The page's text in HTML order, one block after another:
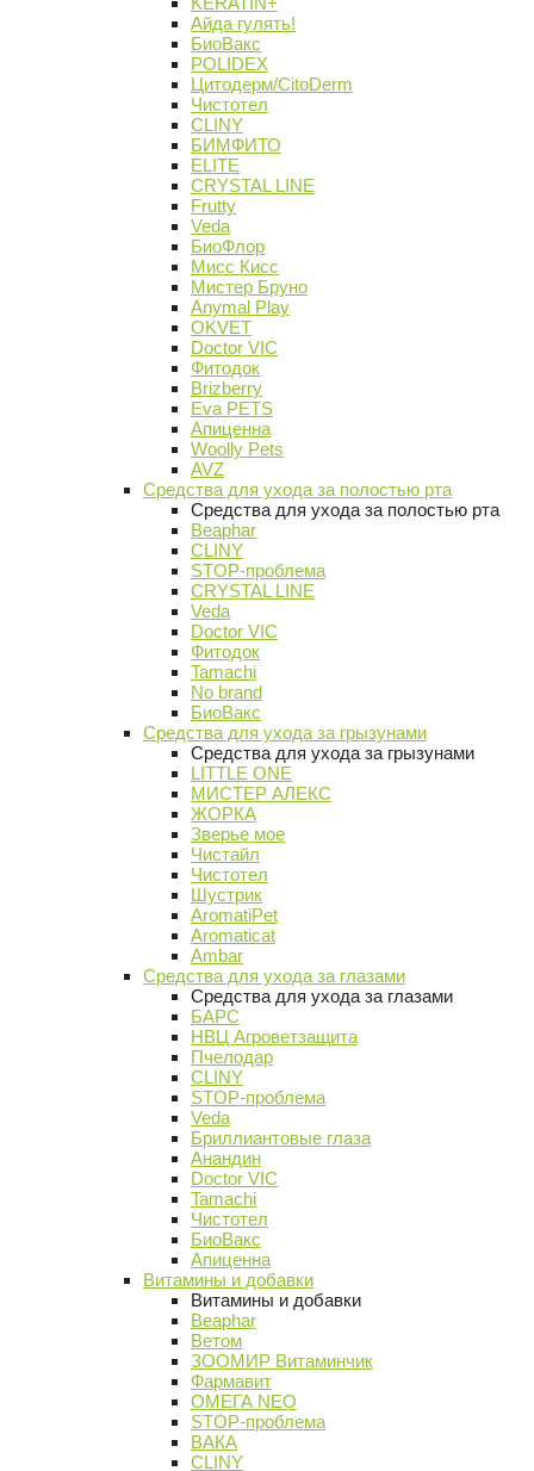
Айда гулять!
БиоВакс
POLIDEX
Цитодерм/CitoDerm
Чистотел
CLINY
БИМФИТО
ELITE
CRYSTAL LINE
Frutty
Veda
БиоФлор
Мисс Кисс
Мистер Бруно
Anymal Play
OKVET
Doctor VIC
Фитодок
Brizberry
Eva PETS
Апиценна
Woolly Pets
AVZ
Средства для ухода за полостью рта
Средства для ухода за полостью рта
Beaphar
CLINY
STOP-проблема
CRYSTAL LINE
Veda
Doctor VIC
Фитодок
Tamachi
No brand
БиоВакс
Средства для ухода за грызунами
Средства для ухода за грызунами
LITTLE ONE
МИСТЕР АЛЕКС
ЖОРКА
Зверье мое
Чистайл
Чистотел
Шустрик
AromatiPet
Aromaticat
Ambar
Средства для ухода за глазами
Средства для ухода за глазами
БАРС
НВЦ Агроветзащита
Пчелодар
CLINY
STOP-проблема
Veda
Бриллиантовые глаза
Анандин
Doctor VIC
Tamachi
Чистотел
БиоВакс
Апиценна
Витамины и добавки
Витамины и добавки
Beaphar
Ветом
ЗООМИР Витаминчик
Фармавит
ОМЕГА NEO
STOP-проблема
ВАКА
CLINY